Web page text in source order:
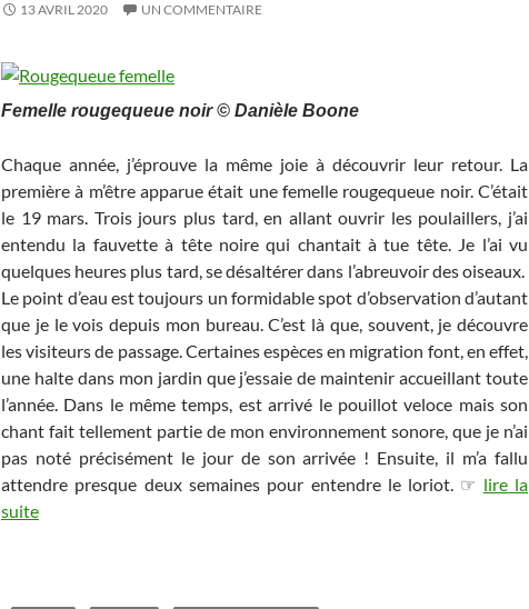
13 AVRIL 2020 UN COMMENTAIRE
Femelle rougequeue noir © Danièle Boone
Chaque année, j’éprouve la même joie à découvrir leur retour. La
première à m’être apparue était une femelle rougequeue noir. C’était
le 19 mars. Trois jours plus tard, en allant ouvrir les poulaillers, j’ai
entendu la fauvette à tête noire qui chantait à tue tête. Je l’ai vu
quelques heures plus tard, se désaltérer dans l’abreuvoir des oiseaux.
Le point d’eau est toujours un formidable spot d’observation d’autant
que je le vois depuis mon bureau. C’est là que, souvent, je découvre
les visiteurs de passage. Certaines espèces en migration font, en effet,
une halte dans mon jardin que j’essaie de maintenir accueillant toute
l’année. Dans le même temps, est arrivé le pouillot veloce mais son
chant fait tellement partie de mon environnement sonore, que je n’ai
pas noté précisément le jour de son arrivée ! Ensuite, il m’a fallu
attendre presque deux semaines pour entendre le loriot. ☞ lire la
suite